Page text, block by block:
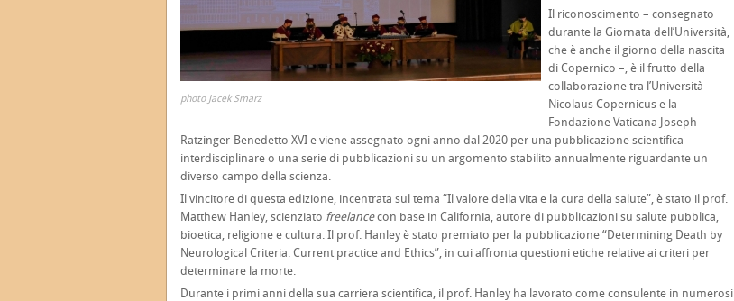
photo Jacek Smarz
Il riconoscimento – consegnato
durante la Giornata dell’Università,
che è anche il giorno della nascita
di Copernico –, è il frutto della
collaborazione tra l’Università
Nicolaus Copernicus e la
Fondazione Vaticana Joseph
Ratzinger-Benedetto XVI e viene assegnato ogni anno dal 2020 per una pubblicazione scientifica
interdisciplinare o una serie di pubblicazioni su un argomento stabilito annualmente riguardante un
diverso campo della scienza.
Il vincitore di questa edizione, incentrata sul tema “Il valore della vita e la cura della salute”, è stato il prof.
Matthew Hanley, scienziato freelancecon base in California, autore di pubblicazioni su salute pubblica,
bioetica, religione e cultura. Il prof. Hanley è stato premiato per la pubblicazione “Determining Death by
Neurological Criteria. Current practice and Ethics”, in cui affronta questioni etiche relative ai criteri per
determinare la morte.
Durante i primi anni della sua carriera scientifica, il prof. Hanley ha lavorato come consulente in numerosi